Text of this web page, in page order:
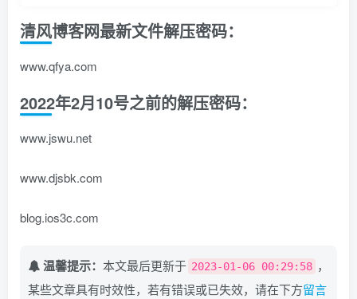
清风博客网最新文件解压密码：
www.qfya.com
2022年2月10号之前的解压密码：
www.jswu.net
www.djsbk.com
blog.ios3c.com
温馨提示： 本文最后更新于 2023-01-06 00:29:58 ，
某些文章具有时效性，若有错误或已失效，请在下方留言